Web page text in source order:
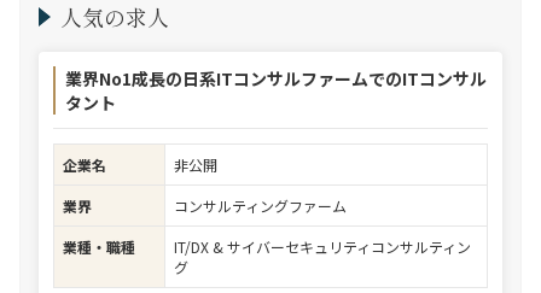
人気の求人
業界No1成長の日系ITコンサルファームでのITコンサル
タント
企業名
非公開
業界
コンサルティングファーム
業種・職種
IT/DX & サイバーセキュリティコンサルティン
グ